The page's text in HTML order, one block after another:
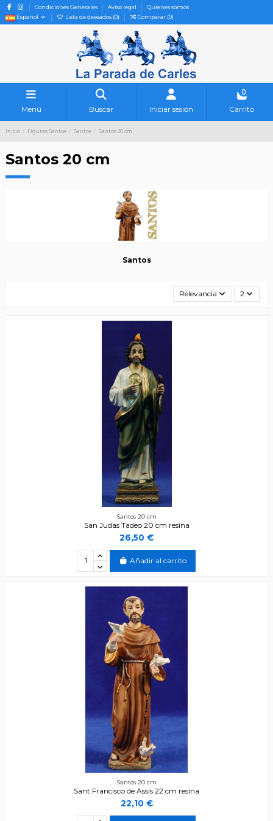
Condiciones Generales Aviso legal
Quienes somos
Español
Lista de deseados (0) Comparar (0)
Menú Buscar Iniciar sesión
0
Carrito
Inicio Figuras Santos Santos Santos 20 cm
Santos 20 cm
Santos
Relevancia 2
Santos 20 cm
San Judas Tadeo 20 cm resina
26,50 €
Añadir al carrito
Santos 20 cm
Sant Francisco de Assís 22 cm resina
22,10 €